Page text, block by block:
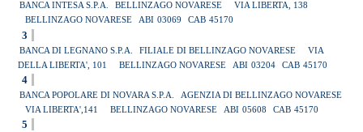
BANCA INTESA S.P.A. BELLINZAGO NOVARESE
VIA LIBERTA, 138
BELLINZAGO NOVARESE
ABI 03069 CAB 45170
3
BANCA DI LEGNANO S.P.A. FILIALE DI BELLINZAGO NOVARESE
VIA
DELLA LIBERTA', 101
BELLINZAGO NOVARESE ABI 03204 CAB 45170
4
BANCA POPOLARE DI NOVARA S.P.A.
AGENZIA DI BELLINZAGO NOVARESE
VIA LIBERTA',141
BELLINZAGO NOVARESE ABI 05608 CAB 45170
5